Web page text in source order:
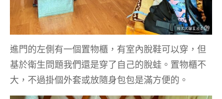
進門的左側有一個置物櫃，有室內脫鞋可以穿，但
基於衛生問題我們還是穿了自己的脫蛙。置物櫃不
大，不過掛個外套或放隨身包包是滿方便的。